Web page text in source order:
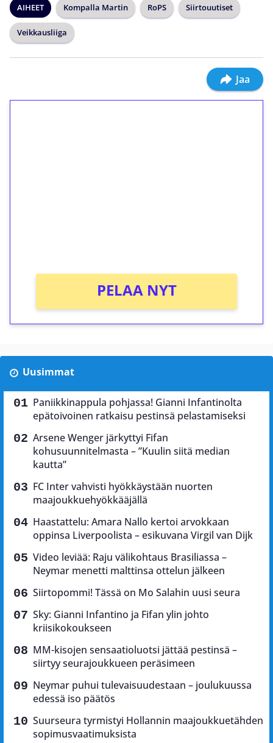
AIHEET Kompalla Martin RoPS Siirtouutiset
Veikkausliiga
Jaa
PELAA NYT
Uusimmat
Paniikkinappula pohjassa! Gianni Infantinolta
epätoivoinen ratkaisu pestinsä pelastamiseksi
Arsene Wenger järkyttyi Fifan
kohusuunnitelmasta – ”Kuulin siitä median
kautta”
FC Inter vahvisti hyökkäystään nuorten
maajoukkuehyökkääjällä
Haastattelu: Amara Nallo kertoi arvokkaan
oppinsa Liverpoolista – esikuvana Virgil van Dijk
Video leviää: Raju välikohtaus Brasiliassa –
Neymar menetti malttinsa ottelun jälkeen
Siirtopommi! Tässä on Mo Salahin uusi seura
Sky: Gianni Infantino ja Fifan ylin johto
kriisikokoukseen
MM-kisojen sensaatioluotsi jättää pestinsä –
siirtyy seurajoukkueen peräsimeen
Neymar puhui tulevaisuudestaan – joulukuussa
edessä iso päätös
Suurseura tyrmistyi Hollannin maajoukkuetähden
sopimusvaatimuksista